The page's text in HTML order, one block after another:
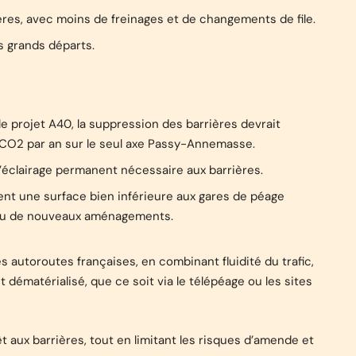
avec moins de freinages et de changements de file.
grands départs.
projet A40, la suppression des barrières devrait
par an sur le seul axe Passy-Annemasse.
permanent nécessaire aux barrières.
une surface bien inférieure aux gares de péage
nouveaux aménagements.
autoroutes françaises, en combinant fluidité du trafic,
que ce soit via le télépéage ou les sites
barrières, tout en limitant les risques d’amende et